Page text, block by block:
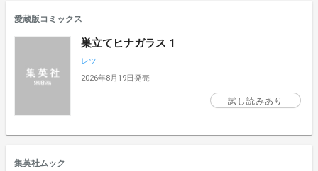
愛蔵版コミックス
巣立てヒナガラス 1
レツ
2026年8月19日発売
試し読みあり
集英社ムック